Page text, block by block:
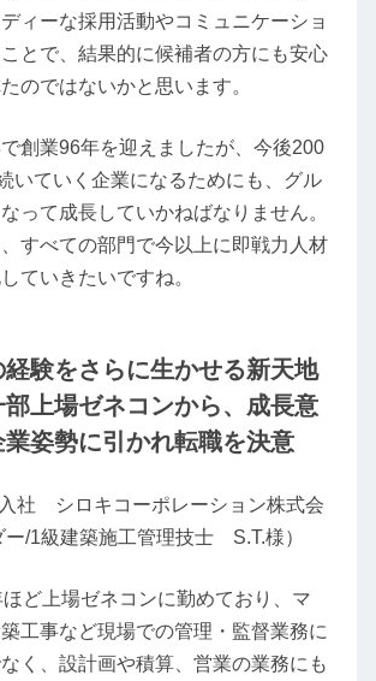
ィーな採用活動やコミュニケーショ
とで、結果的に候補者の方にも安心
のではないかと思います。
創業96年を迎えましたが、今後200
いていく企業になるためにも、グル
って成長していかねばなりません。
すべての部門で今以上に即戦力人材
ていきたいですね。
経験をさらに生かせる新天地
上場ゼネコンから、成長意
姿勢に引かれ転職を決意
入社 シロキコーポレーション株式会
ー/1級建築施工管理技士 S.T.様）
ど上場ゼネコンに勤めており、マ
工事など現場での管理・監督業務に
く、設計画や積算、営業の業務にも